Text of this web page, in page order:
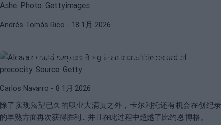
Andrés Tomás Rico - 18 1月 2026
CARLOS ALCARAZOPEN DE AUSTRALIA 2026
上打破令人难以置信的早熟记录的可能性
Carlos Navarro - 8 1月 2026
除了实现渴望已久的职业大满贯之外，卡尔利托还有机会在创纪录
的早熟方面再次获得胜利... 并且在此过程中超越了比约恩·博格。
CARLOS ALCARAZ ATP